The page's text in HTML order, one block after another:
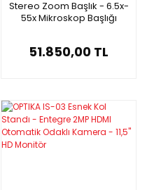
Stereo Zoom Başlık - 6.5x-
55x Mikroskop Başlığı
51.850,00 TL